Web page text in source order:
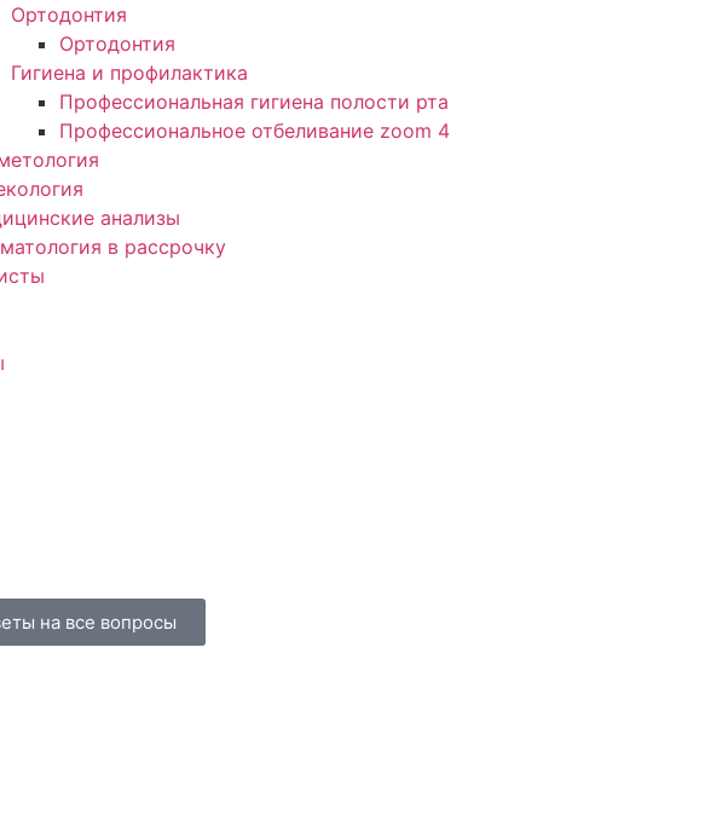
Ортодонтия
Ортодонтия
Гигиена и профилактика
Профессиональная гигиена полости рта
Профессиональное отбеливание zoom 4
анализы
в рассрочку
на все вопросы